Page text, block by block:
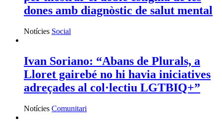
dones amb diagnòstic de salut mental
Notícies Social
Ivan Soriano: “Abans de Plurals, a
Lloret gairebé no hi havia iniciatives
adreçades al col·lectiu LGTBIQ+”
Notícies Comunitari